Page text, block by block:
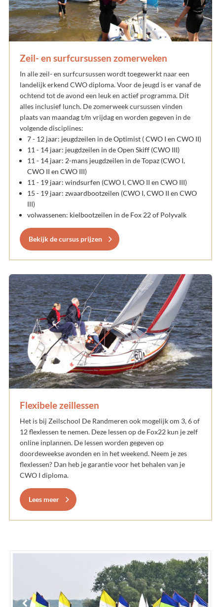
Zeil- en surfcursussen zomerweken
In alle zeil- en surfcursussen wordt toegewerkt naar een
landelijk erkend CWO diploma. Voor de jeugd is er vanaf de
ochtend tot de avond een leuk en actief programma. Dit
alles inclusief lunch. De zomerweek cursussen vinden
plaats van maandag t/m vrijdag en worden gegeven in de
volgende disciplines:
7 - 12 jaar: jeugdzeilen in de Optimist ( CWO I en CWO II)
11 - 14 jaar: jeugdzeilen in de Open Skiff (CWO III)
11 - 14 jaar: 2-mans jeugdzeilen in de Topaz (CWO I,
CWO II en CWO III)
11 - 19 jaar: windsurfen (CWO I, CWO II en CWO III)
15 - 19 jaar: zwaardbootzeilen (CWO I, CWO II en CWO
III)
volwassenen: kielbootzeilen in de Fox 22 of Polyvalk
Bekijk de cursus prijzen
Flexibele zeillessen
Het is bij Zeilschool De Randmeren ook mogelijk om 3, 6 of
12 flexlessen te nemen. Deze lessen op de Fox22 kun je zelf
online inplannen. De lessen worden gegeven op
doordeweekse avonden en in het weekend. Neem je zes
flexlessen? Dan heb je garantie voor het behalen van je
CWO I diploma.
Lees meer